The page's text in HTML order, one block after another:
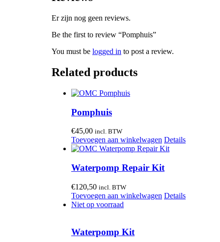
Er zijn nog geen reviews.
Be the first to review “Pomphuis”
You must be logged in to post a review.
Related products
Pomphuis
€45,00 incl. BTW
Toevoegen aan winkelwagen Details
Waterpomp Repair Kit
€120,50 incl. BTW
Toevoegen aan winkelwagen Details
Niet op voorraad
Waterpomp Kit